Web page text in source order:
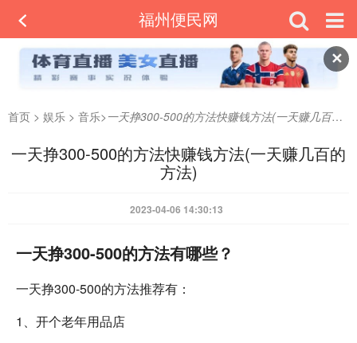
✕
福州便民网
首页 > 娱乐 > 音乐>一天挣300-500的方法快赚钱方法(一天赚几百的方法)
一天挣300-500的方法快赚钱方法(一天赚几百的
方法)
2023-04-06 14:30:13
一天挣300-500的方法有哪些？
一天挣300-500的方法推荐有：
1、开个老年用品店